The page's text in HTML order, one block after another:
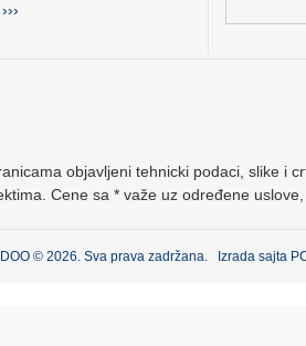
objavljeni tehnicki podaci, slike i
Cene sa * važe uz određene
DOO © 2026. Sva prava zadržana. Izrada sajta